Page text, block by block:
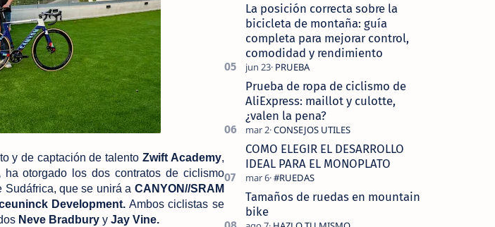
y de captación de talento Zwift Academy,
ha otorgado los dos contratos de ciclismo
Sudáfrica, que se unirá a CANYON//SRAM
Development. Ambos ciclistas se
Neve Bradburyy Jay Vine.
La posición correcta sobre la
bicicleta de montaña: guía
completa para mejorar control,
comodidad y rendimiento
Prueba de ropa de ciclismo de
AliExpress: maillot y culotte,
¿valen la pena?
COMO ELEGIR EL DESARROLLO
IDEAL PARA EL MONOPLATO
Tamaños de ruedas en mountain
bike